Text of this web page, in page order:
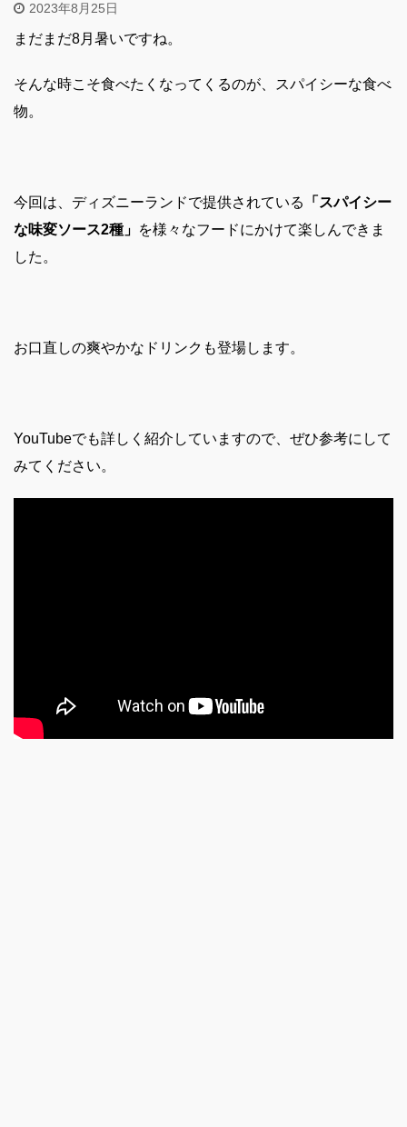
2023年8月25日
まだまだ8月 暑いですね。
そんな時こそ食べたくなってくるのが、スパイシーな食べ
物。
今回は、ディズニーランドで提供されている
「スパイシー
な味変ソース2種」 を様々なフードにかけて楽しんできま
した。
お口直しの爽やかなドリンクも登場します。
YouTubeでも詳しく紹介していますので、ぜひ参考にして
みてください。